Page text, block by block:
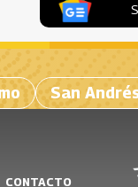
San
CONTACTO